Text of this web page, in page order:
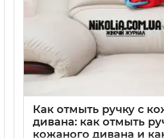
Как отмыть ручку с
дивана: как отмыть
кожаного дивана и